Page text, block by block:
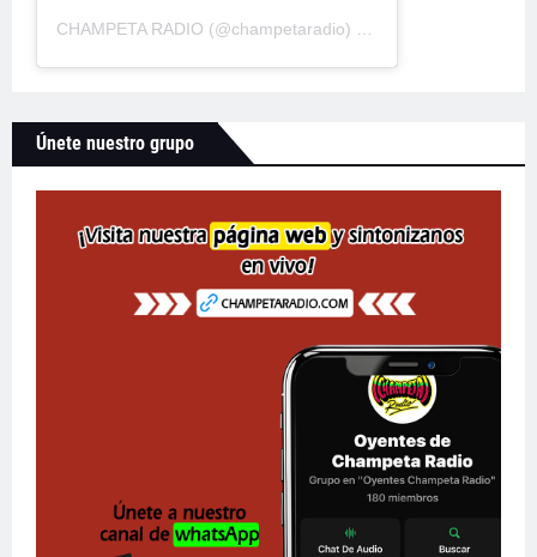
CHAMPETA RADIO (@champetaradio) • Fotos y videos de Instagram
Únete nuestro grupo